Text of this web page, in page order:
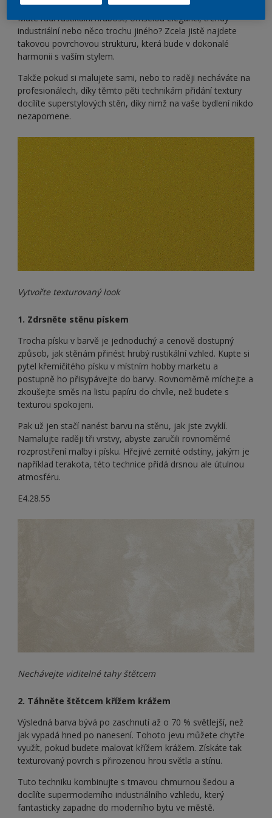
Máte rádi rustikální hrubost, omšelou eleganci, trendy
industriální nebo něco trochu jiného? Zcela jistě najdete
takovou povrchovou strukturu, která bude v dokonalé
harmonii s vaším stylem.
Takže pokud si malujete sami, nebo to raději necháváte na
profesionálech, díky těmto pěti technikám přidání textury
docílíte superstylových stěn, díky nimž na vaše bydlení nikdo
nezapomene.
Vytvořte texturovaný look
1. Zdrsněte stěnu pískem
Trocha písku v barvě je jednoduchý a cenově dostupný
způsob, jak stěnám přinést hrubý rustikální vzhled. Kupte si
pytel křemičitého písku v místním hobby marketu a
postupně ho přisypávejte do barvy. Rovnoměrně míchejte a
zkoušejte směs na listu papíru do chvíle, než budete s
texturou spokojeni.
Pak už jen stačí nanést barvu na stěnu, jak jste zvyklí.
Namalujte raději tři vrstvy, abyste zaručili rovnoměrné
rozprostření malby i písku. Hřejivé zemité odstíny, jakým je
například terakota, této technice přidá drsnou ale útulnou
atmosféru.
E4.28.55
Nechávejte viditelné tahy štětcem
2. Táhněte štětcem křížem krážem
Výsledná barva bývá po zaschnutí až o 70 % světlejší, než
jak vypadá hned po nanesení. Tohoto jevu můžete chytře
využít, pokud budete malovat křížem krážem. Získáte tak
texturovaný povrch s přirozenou hrou světla a stínu.
Tuto techniku kombinujte s tmavou chmurnou šedou a
docílíte supermoderního industriálního vzhledu, který
fantasticky zapadne do moderního bytu ve městě.